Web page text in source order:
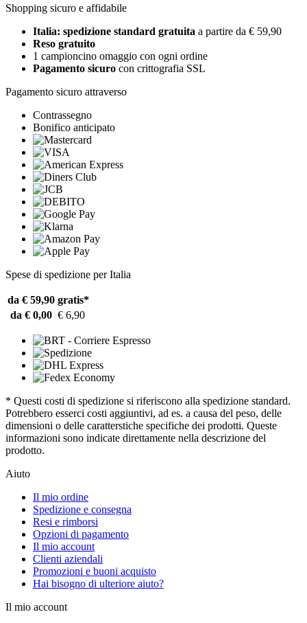
Shopping sicuro e affidabile
Italia: spedizione standard gratuita a partire da € 59,90
Reso gratuito
1 campioncino omaggio con ogni ordine
Pagamento sicuro con crittografia SSL
Pagamento sicuro attraverso
Contrassegno
Bonifico anticipato
Spese di spedizione per Italia
da € 59,90 gratis*
da € 0,00 € 6,90
* Questi costi di spedizione si riferiscono alla spedizione standard.
Potrebbero esserci costi aggiuntivi, ad es. a causa del peso, delle
dimensioni o delle caratterstiche specifiche dei prodotti. Queste
informazioni sono indicate direttamente nella descrizione del
prodotto.
Aiuto
Il mio ordine
Spedizione e consegna
Resi e rimborsi
Opzioni di pagamento
Il mio account
Clienti aziendali
Promozioni e buoni acquisto
Hai bisogno di ulteriore aiuto?
Il mio account